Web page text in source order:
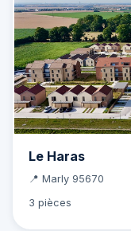
Le Haras
📍 Marly 95670
3 pièces